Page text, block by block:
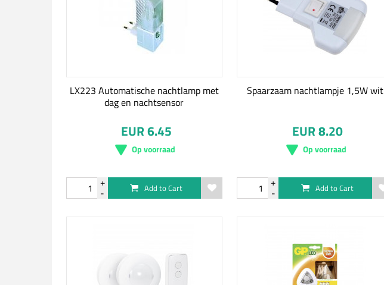
LX223 Automatische nachtlamp met
dag en nachtsensor
EUR 6.45
Op voorraad
Add to Cart
Spaarzaam nachtlampje 1,5W wit
EUR 8.20
Op voorraad
Add to Cart